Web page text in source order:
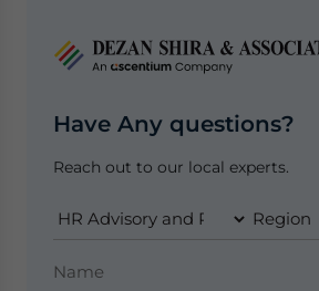
Have Any questions?
Reach out to our local experts.